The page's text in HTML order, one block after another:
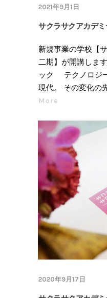
2021年9月1日
サクラサクアカデミ
新規事業の学校【
二期】が開講しま
ック テクノロジ
現代。 その変化の
More
2020年9月17日